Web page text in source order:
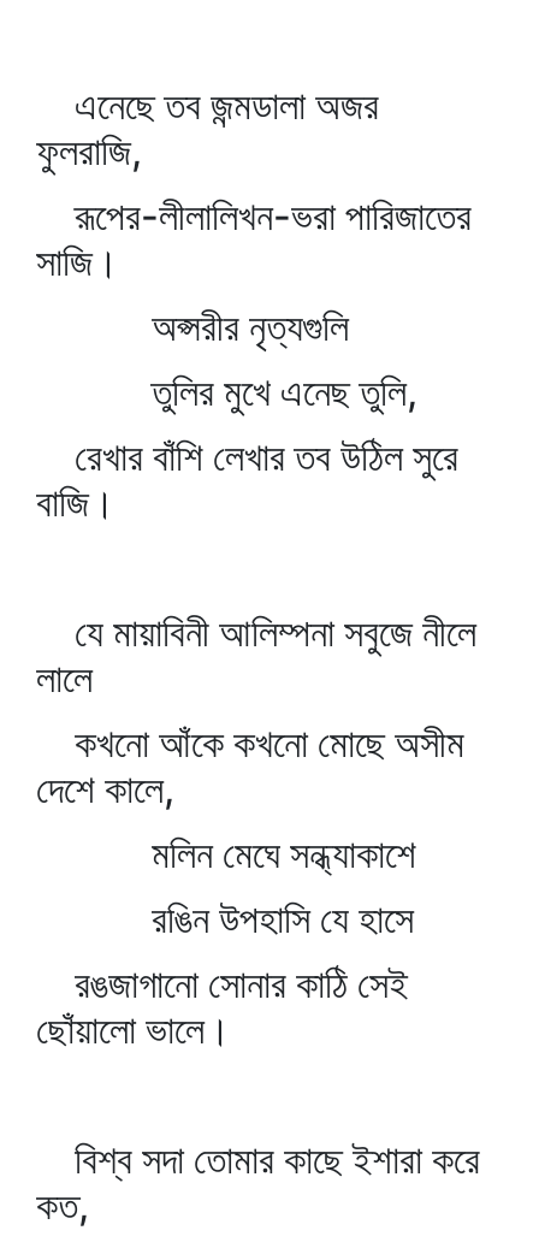
এনেছে তব জন্মডালা অজর
ফুলরাজি,
রূপের-লীলালিখন-ভরা পারিজাতের
সাজি।
অপ্সরীর নৃত্যগুলি
তুলির মুখে এনেছ তুলি,
রেখার বাঁশি লেখার তব উঠিল সুরে
বাজি।
যে মায়াবিনী আলিম্পনা সবুজে নীলে
লালে
কখনো আঁকে কখনো মোছে অসীম
দেশে কালে,
মলিন মেঘে সন্ধ্যাকাশে
রঙিন উপহাসি যে হাসে
রঙজাগানো সোনার কাঠি সেই
ছোঁয়ালো ভালে।
বিশ্ব সদা তোমার কাছে ইশারা করে
কত,